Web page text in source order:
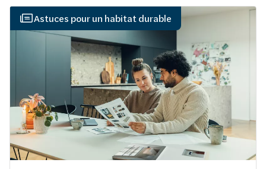
Astuces pour un habitat durable